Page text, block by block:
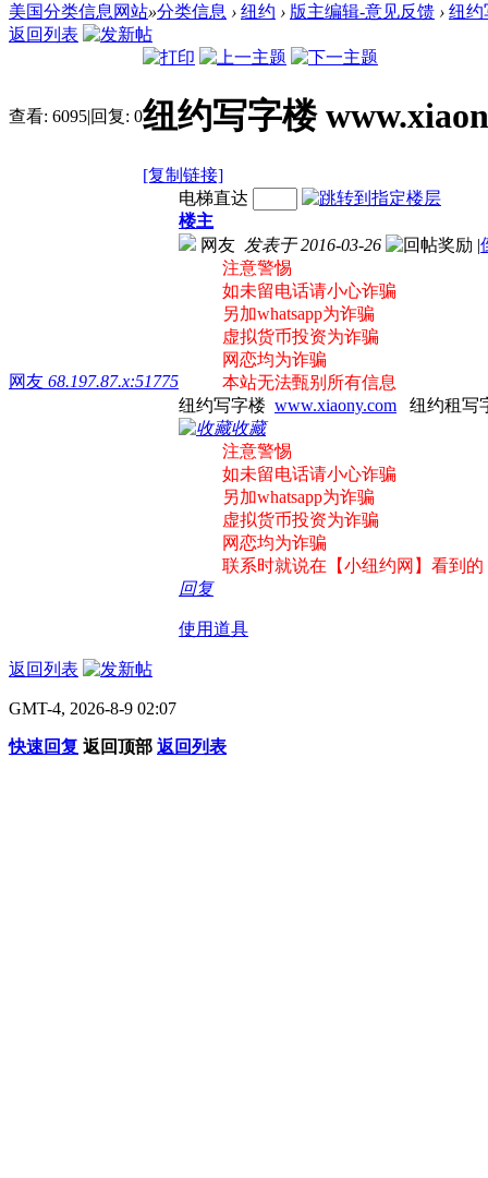
美国分类信息网站»分类信息 › 纽约 › 版主编辑-意见反馈 › 纽约
返回列表
查看: 6095|回复: 0纽约写字楼
[复制链接]
网友 68.197.87.x:51775
电梯直达
楼主
网友 发表于 2016-03-26 |
注意警惕
如未留电话请小心诈骗
另加whatsapp为诈骗
虚拟货币投资为诈骗
网恋均为诈骗
本站无法甄别所有信息
纽约写字楼 www.xiaony.com 纽约租写
收藏
注意警惕
如未留电话请小心诈骗
另加whatsapp为诈骗
虚拟货币投资为诈骗
网恋均为诈骗
联系时就说在【小纽约网】看到的
回复
使用道具
返回列表
GMT-4, 2026-8-9 02:07
快速回复 返回顶部 返回列表